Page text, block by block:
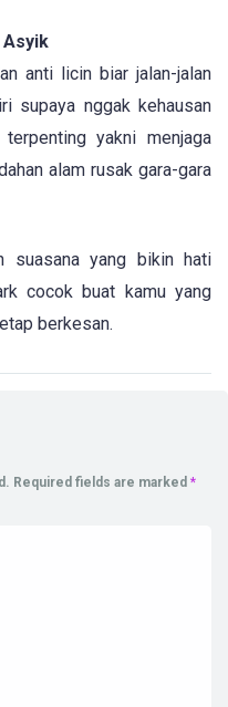
Asyik
anti licin biar jalan-jalan
supaya nggak kehausan
yakni menjaga
alam rusak gara-gara
suasana yang bikin hati
cocok buat kamu yang
berkesan.
Required fields are marked *